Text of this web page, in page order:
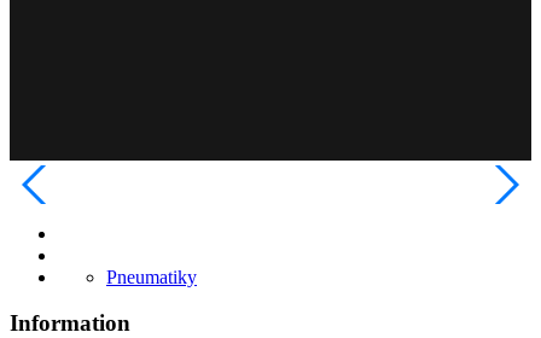
Pneumatiky
Information